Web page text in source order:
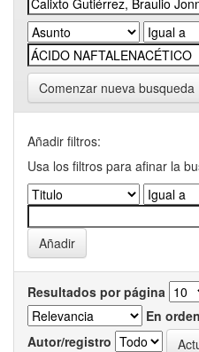
Comenzar nueva busqueda
Añadir filtros:
Usa los filtros para afinar la
Resultados por página
En orden
Autor/registro